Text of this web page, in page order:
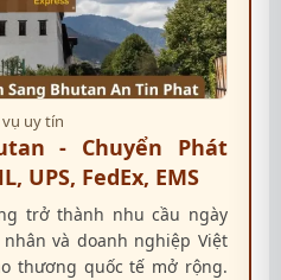
vụ uy tín
- Chuyển Phát
UPS, FedEx, EMS
trở thành nhu cầu ngày
và doanh nghiệp Việt
thương quốc tế mở rộng.